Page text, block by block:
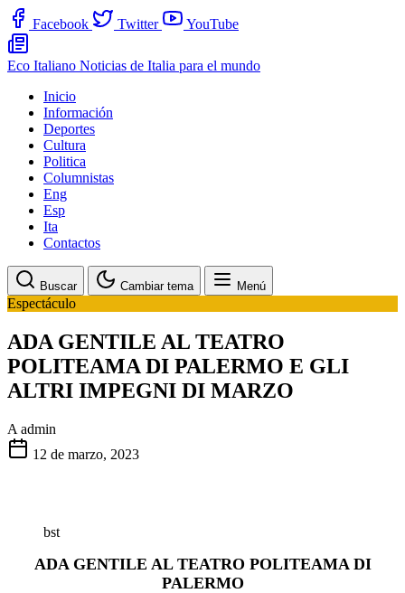
Facebook Twitter YouTube
Eco Italiano Noticias de Italia para el mundo
Inicio
Información
Deportes
Cultura
Politica
Columnistas
Eng
Esp
Ita
Contactos
Buscar Cambiar tema Menú
Espectáculo
ADA GENTILE AL TEATRO
POLITEAMA DI PALERMO E GLI
ALTRI IMPEGNI DI MARZO
A admin
12 de marzo, 2023
bst
ADA GENTILE AL TEATRO POLITEAMA DI
PALERMO